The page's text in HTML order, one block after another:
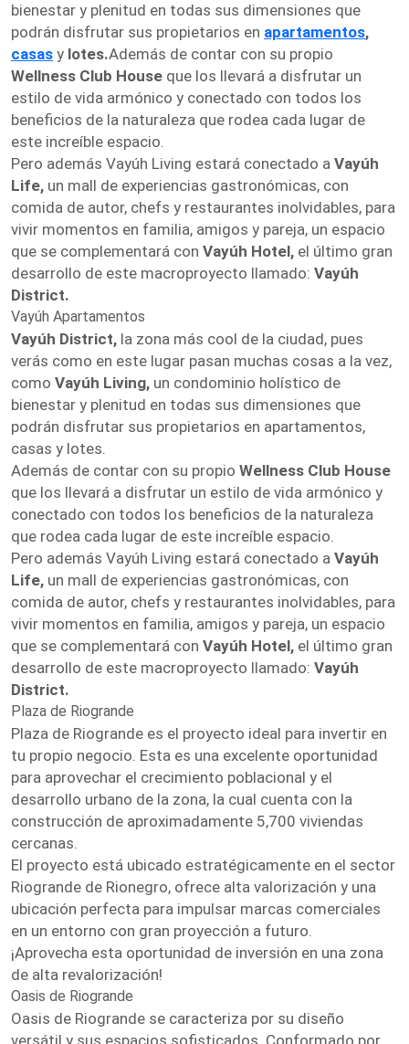
bienestar y plenitud en todas sus dimensiones que
podrán disfrutar sus propietarios en apartamentos,
casas y lotes.Además de contar con su propio
Wellness Club House que los llevará a disfrutar un
estilo de vida armónico y conectado con todos los
beneficios de la naturaleza que rodea cada lugar de
este increíble espacio.
Pero además Vayúh Living estará conectado a Vayúh
Life, un mall de experiencias gastronómicas, con
comida de autor, chefs y restaurantes inolvidables, para
vivir momentos en familia, amigos y pareja, un espacio
que se complementará con Vayúh Hotel, el último gran
desarrollo de este macroproyecto llamado: Vayúh
District.
Vayúh Apartamentos
Vayúh District, la zona más cool de la ciudad, pues
verás como en este lugar pasan muchas cosas a la vez,
como Vayúh Living, un condominio holístico de
bienestar y plenitud en todas sus dimensiones que
podrán disfrutar sus propietarios en apartamentos,
casas y lotes.
Además de contar con su propio Wellness Club House
que los llevará a disfrutar un estilo de vida armónico y
conectado con todos los beneficios de la naturaleza
que rodea cada lugar de este increíble espacio.
Pero además Vayúh Living estará conectado a Vayúh
Life, un mall de experiencias gastronómicas, con
comida de autor, chefs y restaurantes inolvidables, para
vivir momentos en familia, amigos y pareja, un espacio
que se complementará con Vayúh Hotel, el último gran
desarrollo de este macroproyecto llamado: Vayúh
District.
Plaza de Riogrande
Plaza de Riogrande es el proyecto ideal para invertir en
tu propio negocio. Esta es una excelente oportunidad
para aprovechar el crecimiento poblacional y el
desarrollo urbano de la zona, la cual cuenta con la
construcción de aproximadamente 5,700 viviendas
cercanas.
El proyecto está ubicado estratégicamente en el sector
Riogrande de Rionegro, ofrece alta valorización y una
ubicación perfecta para impulsar marcas comerciales
en un entorno con gran proyección a futuro.
¡Aprovecha esta oportunidad de inversión en una zona
de alta revalorización!
Oasis de Riogrande
Oasis de Riogrande se caracteriza por su diseño
versátil y sus espacios sofisticados. Conformado por